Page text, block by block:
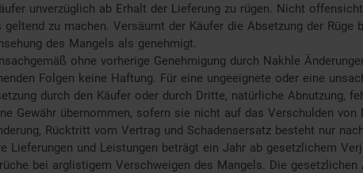
unverzüglich ab Erhalt der Lieferung zu rügen. Nicht
zu machen. Versäumt der Käufer die Absetzung der
des Mangels als genehmigt.
ohne vorherige Genehmigung durch Nakhle
Folgen keine Haftung. Für eine ungeeignete oder eine
durch den Käufer oder durch Dritte, natürliche Abnutzung,
Gewähr übernommen, sofern sie nicht auf das Verschulden von
Rücktritt vom Vertrag und Schadensersatz besteht nur
Lieferungen und Leistungen beträgt ein Jahr ab gesetzlichem
bei arglistigem Verschweigen des Mangels. Die